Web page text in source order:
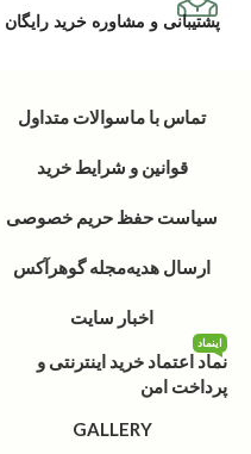
پشتیبانی و مشاوره خرید رایگان
تماس با ماسوالات متداول
قوانین و شرایط خرید
سیاست حفظ حریم خصوصی
ارسال هدیهمجله گوهرآکس
اخبار سایت
نماد اعتماد خرید اینترنتی و
پرداخت امن
اینماد
GALLERY